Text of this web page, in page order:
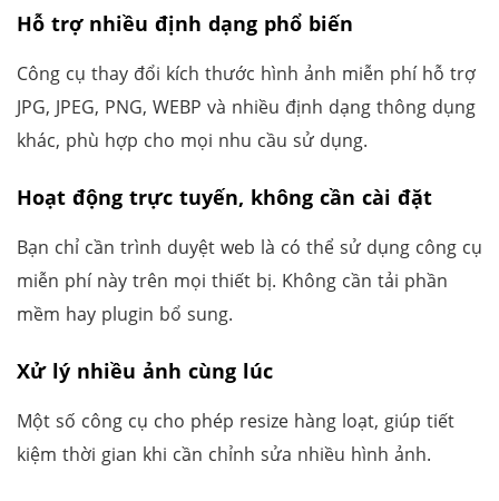
Hỗ trợ nhiều định dạng phổ biến
Công cụ thay đổi kích thước hình ảnh miễn phí hỗ trợ
JPG, JPEG, PNG, WEBP và nhiều định dạng thông dụng
khác, phù hợp cho mọi nhu cầu sử dụng.
Hoạt động trực tuyến, không cần cài đặt
Bạn chỉ cần trình duyệt web là có thể sử dụng công cụ
miễn phí này trên mọi thiết bị. Không cần tải phần
mềm hay plugin bổ sung.
Xử lý nhiều ảnh cùng lúc
Một số công cụ cho phép resize hàng loạt, giúp tiết
kiệm thời gian khi cần chỉnh sửa nhiều hình ảnh.